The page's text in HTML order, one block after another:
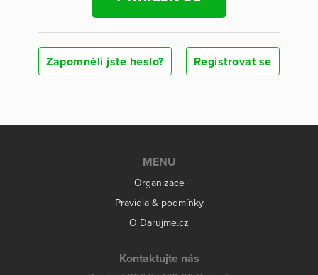
Zapomněli jste heslo? Registrovat se
MENU
Organizace
Pravidla & podmínky
O Darujme.cz
Kontaktujte nás